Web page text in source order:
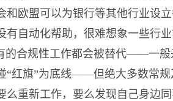
和欧盟可以为银行等其他行业设
有自动化帮助，很难想象一些行
的合规性工作都会被替代——一般
“红旗”为底线——但绝大多数常
么重新工作，要么发现自己身边